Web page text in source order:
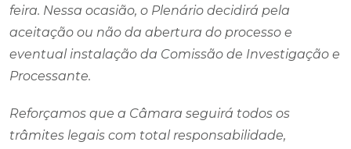
feira. Nessa ocasião, o Plenário decidirá pela
aceitação ou não da abertura do processo e
eventual instalação da Comissão de Investigação e
Processante.
Reforçamos que a Câmara seguirá todos os
trâmites legais com total responsabilidade,